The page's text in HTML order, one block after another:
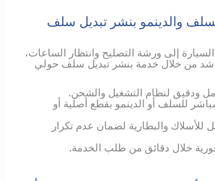
والدينمو بنشر تبديل سلف
إلى ورشة التصليح وانتظار الساعات،
من خلال خدمة بنشر تبديل سلف حولي
ودقيق لنظام التشغيل والشحن.
للسلف أو الدينمو بقطع أصلية أو
والبطارية لضمان عدم تكرار
خلال دقائق من طلب الخدمة.